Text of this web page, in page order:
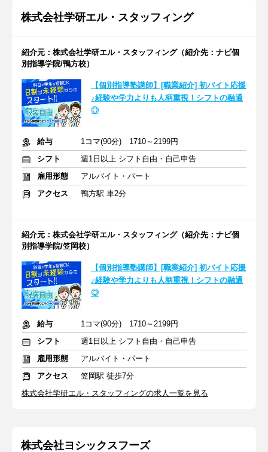
株式会社学研エル・スタッフィング
紹介元：株式会社学研エル・スタッフィング（紹介先：ナビ個
別指導学院/鴨方校）
【個別指導塾講師】[職業紹介] 初バイト応援
♪経験や学力よりも人柄重視！シフトの融通
◎
給与
1コマ(90分) 1710～2199円
シフト
週1日以上 シフト自由・自己申告
雇用形態
アルバイト・パート
アクセス
鴨方駅 車2分
紹介元：株式会社学研エル・スタッフィング（紹介先：ナビ個
別指導学院/笠岡校）
【個別指導塾講師】[職業紹介] 初バイト応援
♪経験や学力よりも人柄重視！シフトの融通
◎
給与
1コマ(90分) 1710～2199円
シフト
週1日以上 シフト自由・自己申告
雇用形態
アルバイト・パート
アクセス
笠岡駅 徒歩7分
株式会社学研エル・スタッフィングの求人一覧を見る
株式会社ヨシックスフーズ